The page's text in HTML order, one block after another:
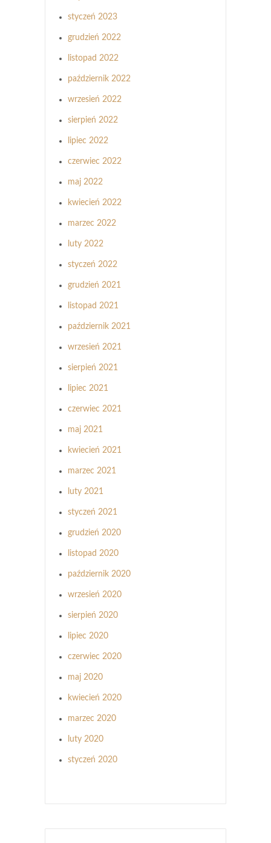
styczeń 2023
grudzień 2022
listopad 2022
październik 2022
wrzesień 2022
sierpień 2022
lipiec 2022
czerwiec 2022
maj 2022
kwiecień 2022
marzec 2022
luty 2022
styczeń 2022
grudzień 2021
listopad 2021
październik 2021
wrzesień 2021
sierpień 2021
lipiec 2021
czerwiec 2021
maj 2021
kwiecień 2021
marzec 2021
luty 2021
styczeń 2021
grudzień 2020
listopad 2020
październik 2020
wrzesień 2020
sierpień 2020
lipiec 2020
czerwiec 2020
maj 2020
kwiecień 2020
marzec 2020
luty 2020
styczeń 2020